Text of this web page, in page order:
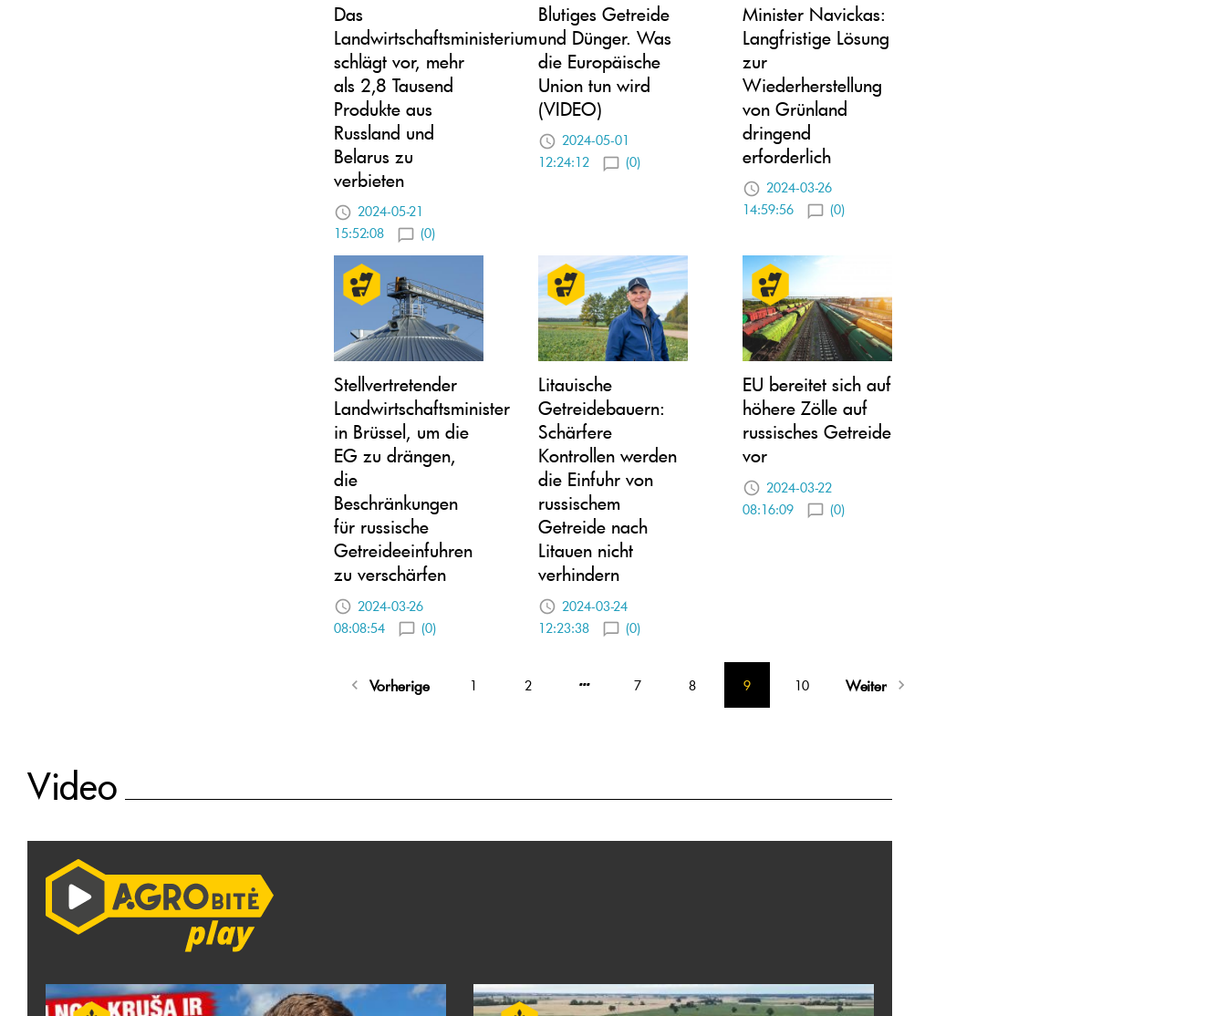
Das
Landwirtschaftsministerium
schlägt vor, mehr
als 2,8 Tausend
Produkte aus
Russland und
Belarus zu
verbieten
2024-05-21
15:52:08
(0)
Blutiges Getreide
und Dünger. Was
die Europäische
Union tun wird
(VIDEO)
2024-05-01
12:24:12
(0)
Minister Navickas:
Langfristige Lösung
zur
Wiederherstellung
von Grünland
dringend
erforderlich
2024-03-26
14:59:56
(0)
Stellvertretender
Landwirtschaftsminister
in Brüssel, um die
EG zu drängen,
die
Beschränkungen
für russische
Getreideeinfuhren
zu verschärfen
2024-03-26
08:08:54
(0)
Litauische
Getreidebauern:
Schärfere
Kontrollen werden
die Einfuhr von
russischem
Getreide nach
Litauen nicht
verhindern
2024-03-24
12:23:38
(0)
EU bereitet sich auf
höhere Zölle auf
russisches Getreide
vor
2024-03-22
08:16:09
(0)
Vorherige 1 2 7 8 9 10 Weiter
Video